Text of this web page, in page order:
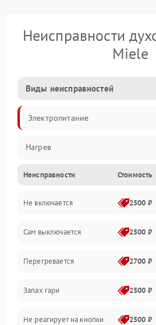
Неисправности
Miele
Виды неисправностей
Электропитание
Нагрев
Неисправности Стоимость
Не включается 2500 ₽
Сам выключается 2500 ₽
Перегревается 2700 ₽
Запах гари 2500 ₽
Не реагирует на кнопки 2500 ₽